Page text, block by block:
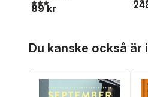
89 kr
Du kanske också är